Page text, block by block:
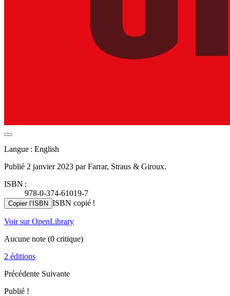
Langue : English
Publié 2 janvier 2023 par Farrar, Straus & Giroux.
ISBN :
978-0-374-61019-7
Copier l’ISBN ISBN copié !
Voir sur OpenLibrary
Aucune note (0 critique)
2 éditions
Précédente Suivante
Publié !